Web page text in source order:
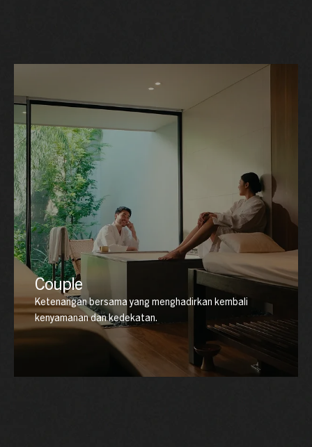
Couple
Ketenangan bersama yang menghadirkan kembali
kenyamanan dan kedekatan.